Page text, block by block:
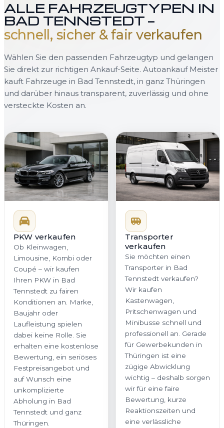
ALLE FAHRZEUGTYPEN IN
BAD TENNSTEDT —
schnell, sicher & fair verkaufen
Wählen Sie den passenden Fahrzeugtyp und gelangen
Sie direkt zur richtigen Ankauf-Seite. Autoankauf Meister
kauft Fahrzeuge in Bad Tennstedt, in ganz Thüringen
und darüber hinaus transparent, zuverlässig und ohne
versteckte Kosten an.
PKW verkaufen
Ob Kleinwagen,
Limousine, Kombi oder
Coupé – wir kaufen
Ihren PKW in Bad
Tennstedt zu fairen
Konditionen an. Marke,
Baujahr oder
Laufleistung spielen
dabei keine Rolle. Sie
erhalten eine kostenlose
Bewertung, ein seriöses
Festpreisangebot und
auf Wunsch eine
unkomplizierte
Abholung in Bad
Tennstedt und ganz
Thüringen.
Transporter
verkaufen
Sie möchten einen
Transporter in Bad
Tennstedt verkaufen?
Wir kaufen
Kastenwagen,
Pritschenwagen und
Minibusse schnell und
professionell an. Gerade
für Gewerbekunden in
Thüringen ist eine
zügige Abwicklung
wichtig – deshalb sorgen
wir für eine faire
Bewertung, kurze
Reaktionszeiten und
eine verlässliche